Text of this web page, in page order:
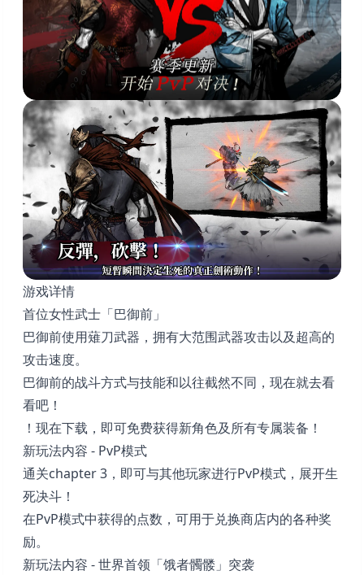
游戏详情
首位女性武士「巴御前」
巴御前使用薙刀武器，拥有大范围武器攻击以及超高的
攻击速度。
巴御前的战斗方式与技能和以往截然不同，现在就去看
看吧！
！现在下载，即可免费获得新角色及所有专属装备！
新玩法内容 - PvP模式
通关chapter 3，即可与其他玩家进行PvP模式，展开生
死决斗！
在PvP模式中获得的点数，可用于兑换商店内的各种奖
励。
新玩法内容 - 世界首领「饿者髑髅」突袭